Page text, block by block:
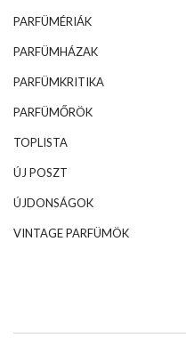
PARFÜMÉRIÁK
PARFÜMHÁZAK
PARFÜMKRITIKA
PARFÜMŐRÖK
TOPLISTA
ÚJ POSZT
ÚJDONSÁGOK
VINTAGE PARFÜMÖK